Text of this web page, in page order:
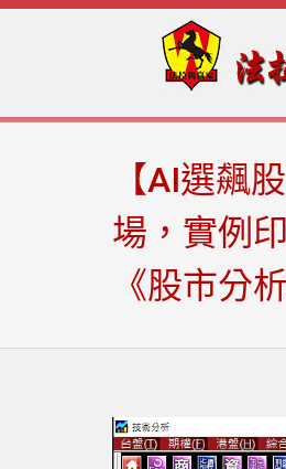
navigation
content
【AI選飆
場，實例
《股市分